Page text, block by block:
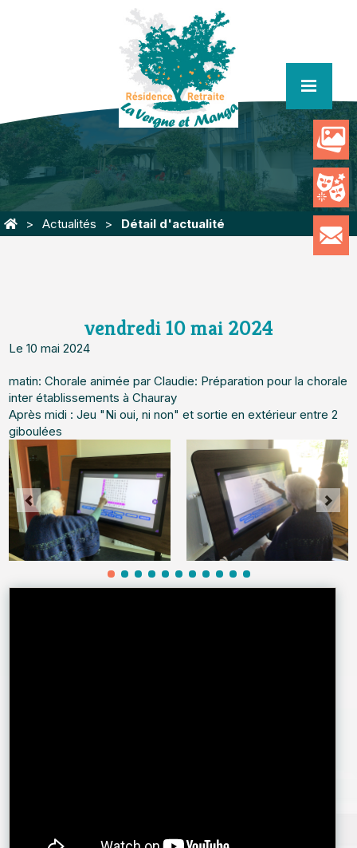
menu
Actualités Détail d'actualité
vendredi 10 mai 2024
Le 10 mai 2024
matin: Chorale animée par Claudie: Préparation pour la chorale
inter établissements à Chauray
Après midi : Jeu "Ni oui, ni non" et sortie en extérieur entre 2
giboulées